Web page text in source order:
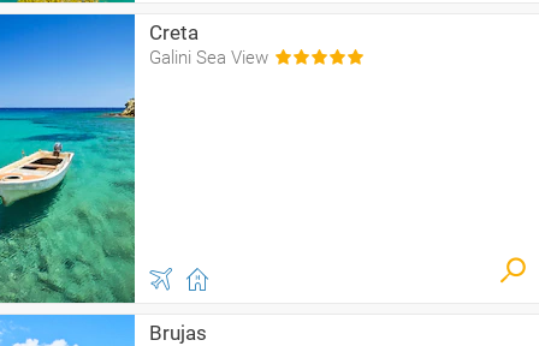
Creta
Galini Sea View
Brujas